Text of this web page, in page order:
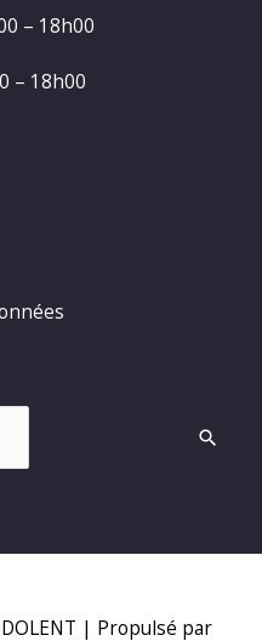
– 18h00
– 18h00
| Propulsé par